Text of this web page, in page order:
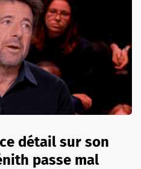
détail sur son
passe mal